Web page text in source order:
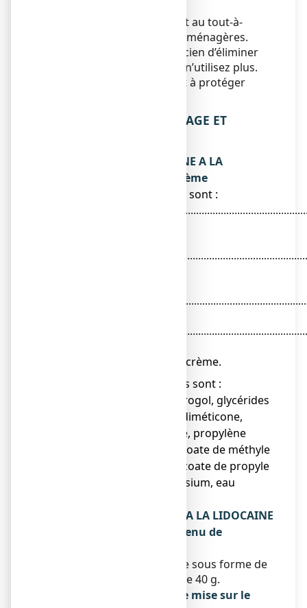
Ne jetez aucun médicament au tout-à-
l’égout ou avec les ordures ménagères.
Demandez à votre pharmacien d’éliminer
les médicaments que vous n’utilisez plus.
Ces mesures contribueront à protéger
6. CONTENU DE L’EMBALLAGE ET
Ce que contient TITANOREINE A LA
LIDOCAINE 2 POUR CENT, crème
● Les substances actives sont :
Pour 100 g de crème.
● Les autres composants sont :
palmitostéarate de macrogol, glycérides
polyglycosylés saturés, diméticone,
cellulose microcristalline, propylène
glycol, parahydroxybenzoate de méthyle
(E219), parahydroxybenzoate de propyle
(E217), sorbate de potassium, eau
Qu’est-ce que TITANOREINE A LA LIDOCAINE
2 POUR CENT, crème et contenu de
Ce médicament se présente sous forme de
crème en tube de 20 g ou de 40 g.
Titulaire de l’autorisation de mise sur le